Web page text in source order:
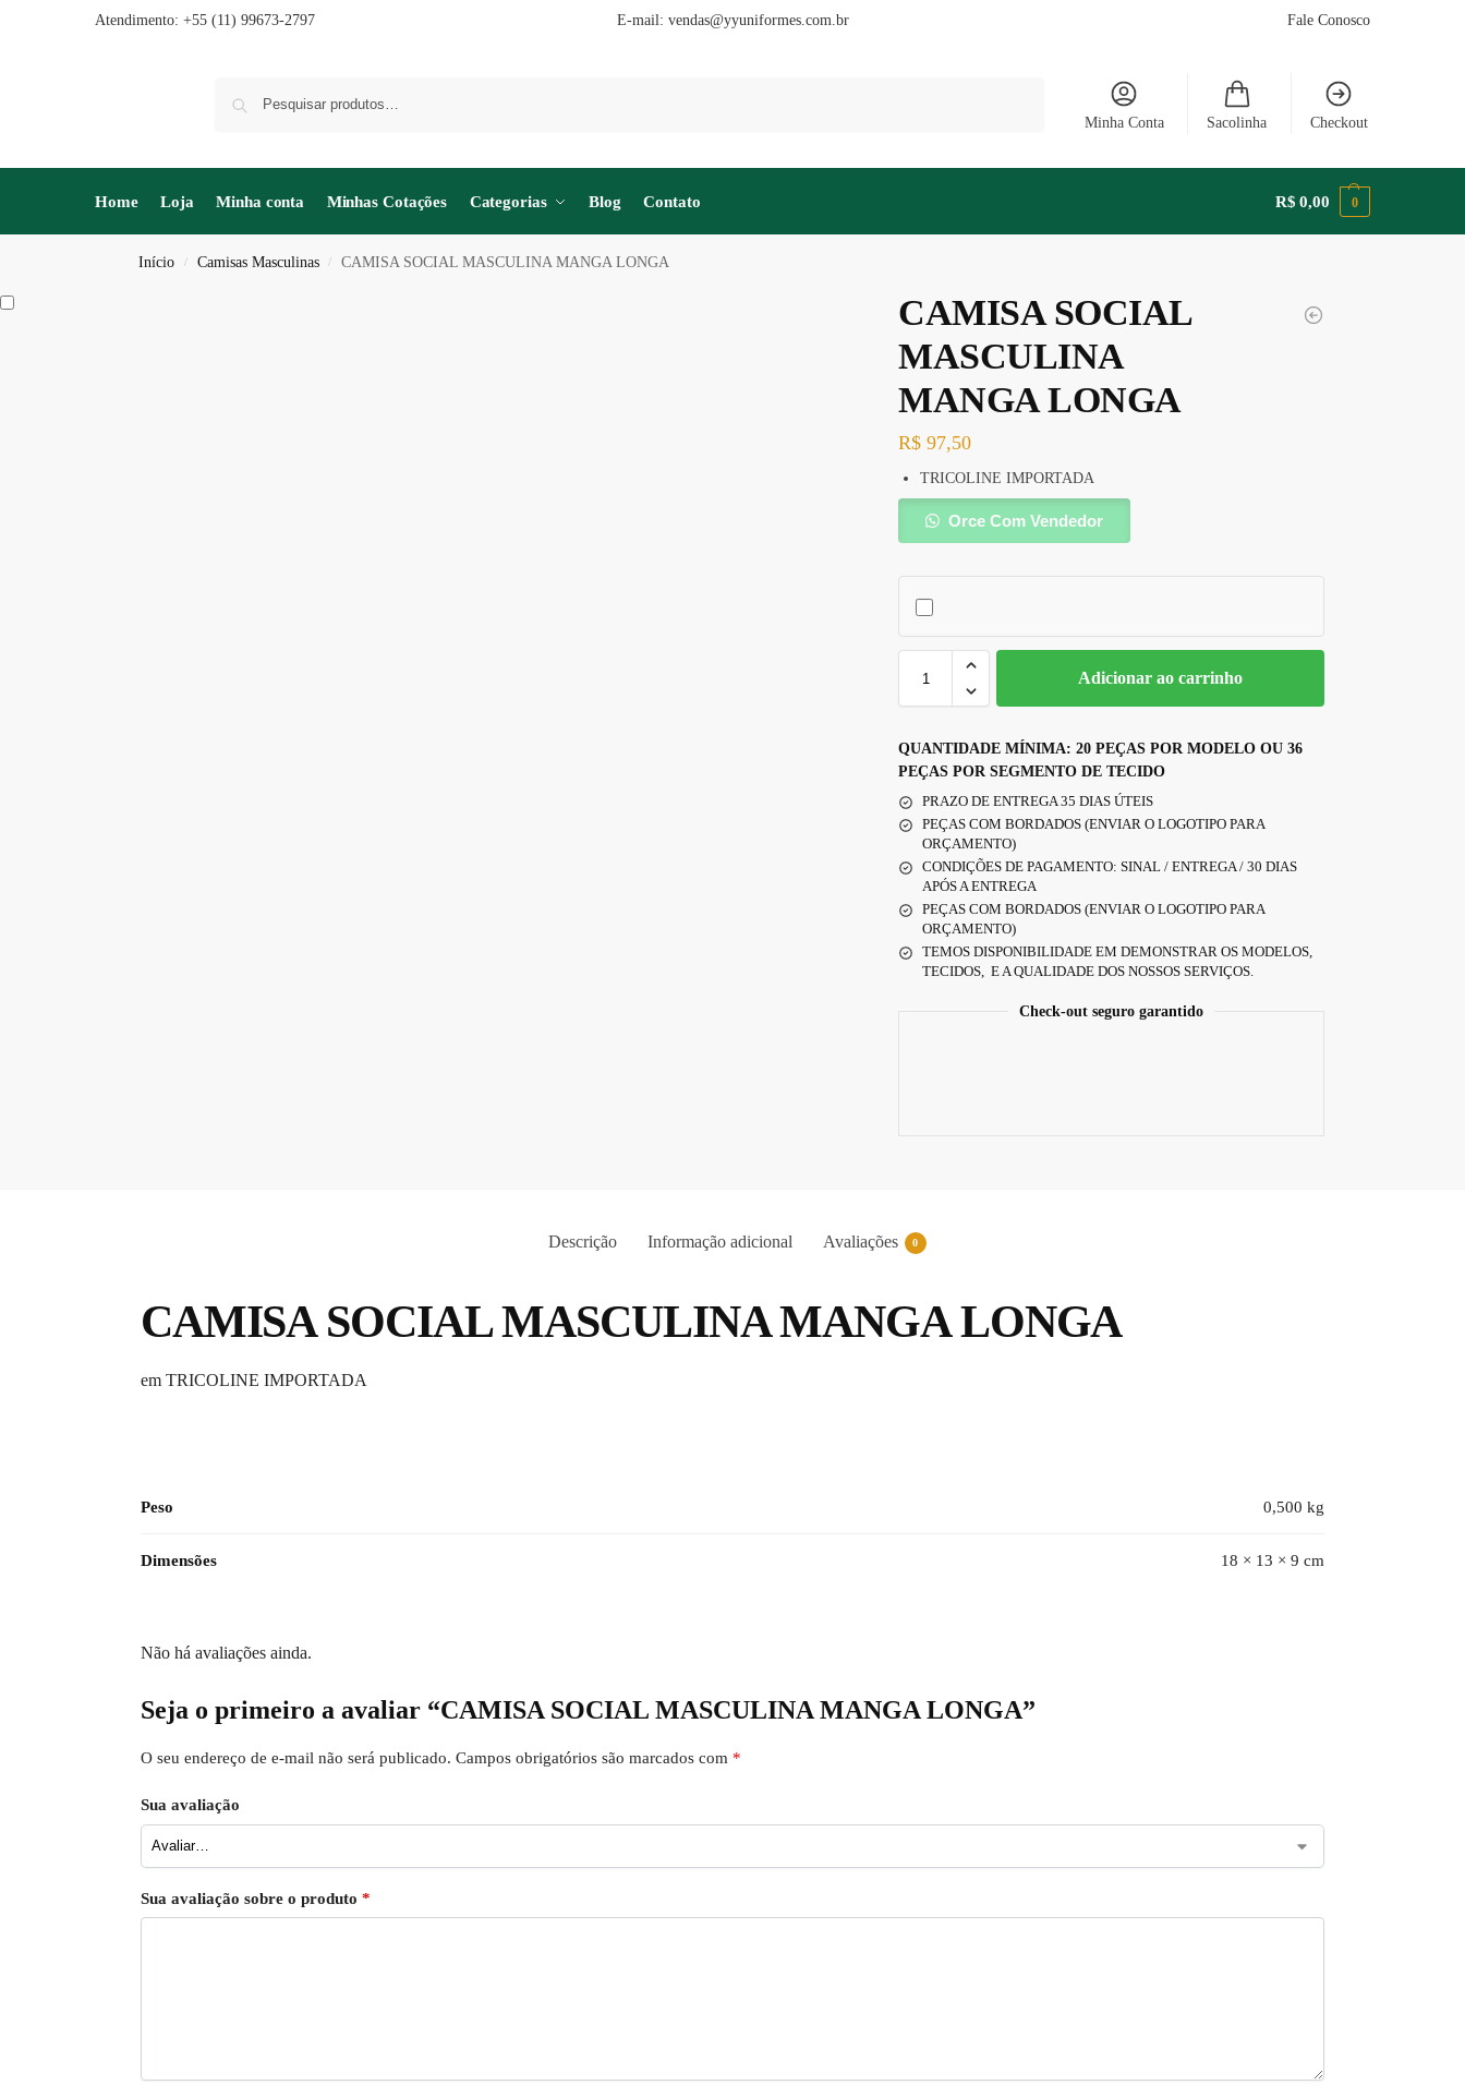
Atendimento: +55 (11) 99673-2797 E-mail: vendas@yyuniformes.com.br Fale Conosco
Minha Conta Sacolinha Checkout
Home Loja Minha conta Minhas Cotações Categorias Blog Contato R$ 0,00 0
Início / Camisas Masculinas / CAMISA SOCIAL MASCULINA MANGA LONGA
CAMISA SOCIAL
MASCULINA
MANGA LONGA
R$ 97,50
TRICOLINE IMPORTADA
Orce Com Vendedor
Adicionar ao carrinho
QUANTIDADE MÍNIMA: 20 PEÇAS POR MODELO OU 36
PEÇAS POR SEGMENTO DE TECIDO
PRAZO DE ENTREGA 35 DIAS ÚTEIS
PEÇAS COM BORDADOS (ENVIAR O LOGOTIPO PARA
ORÇAMENTO)
CONDIÇÕES DE PAGAMENTO: SINAL / ENTREGA / 30 DIAS
APÓS A ENTREGA
PEÇAS COM BORDADOS (ENVIAR O LOGOTIPO PARA
ORÇAMENTO)
TEMOS DISPONIBILIDADE EM DEMONSTRAR OS MODELOS,
TECIDOS, E A QUALIDADE DOS NOSSOS SERVIÇOS.
Check-out seguro garantido
Descrição Informação adicional Avaliações 0
CAMISA SOCIAL MASCULINA MANGA LONGA
em TRICOLINE IMPORTADA
Peso 0,500 kg
Dimensões 18 × 13 × 9 cm
Não há avaliações ainda.
Seja o primeiro a avaliar “CAMISA SOCIAL MASCULINA MANGA LONGA”
O seu endereço de e-mail não será publicado. Campos obrigatórios são marcados com *
Sua avaliação
Sua avaliação sobre o produto *